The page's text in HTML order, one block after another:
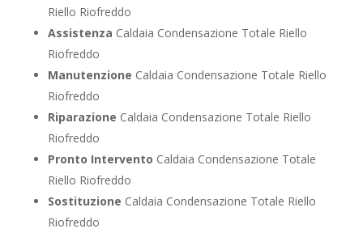
Riello Riofreddo
Assistenza Caldaia Condensazione Totale Riello
Riofreddo
Manutenzione Caldaia Condensazione Totale Riello
Riofreddo
Riparazione Caldaia Condensazione Totale Riello
Riofreddo
Pronto Intervento Caldaia Condensazione Totale
Riello Riofreddo
Sostituzione Caldaia Condensazione Totale Riello
Riofreddo